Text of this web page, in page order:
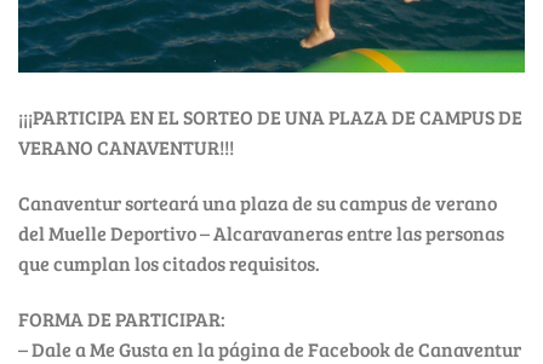
¡¡¡PARTICIPA EN EL SORTEO DE UNA PLAZA DE CAMPUS DE
VERANO CANAVENTUR!!!
Canaventur sorteará una plaza de su campus de verano
del Muelle Deportivo – Alcaravaneras entre las personas
que cumplan los citados requisitos.
FORMA DE PARTICIPAR:
– Dale a Me Gusta en la página de Facebook de Canaventur